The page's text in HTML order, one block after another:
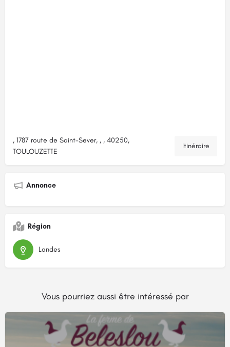
, 1787 route de Saint-Sever, , , 40250,
TOULOUZETTE
Itinéraire
Annonce
Région
Landes
Vous pourriez aussi être intéressé par